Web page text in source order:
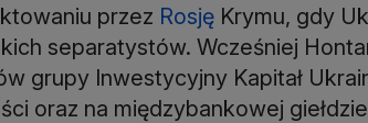
przez Rosję Krymu, gdy
separatystów. Wcześniej
grupy Inwestycyjny Kapitał
oraz na międzybankowej